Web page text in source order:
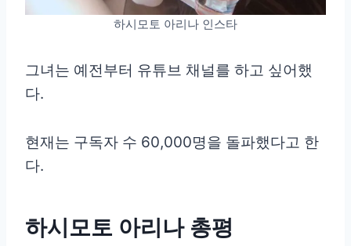
하시모토 아리나 인스타
그녀는 예전부터 유튜브 채널를 하고 싶어했
다.
현재는 구독자 수 60,000명을 돌파했다고 한
다.
하시모토 아리나 총평